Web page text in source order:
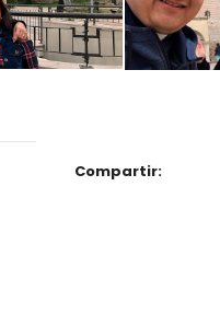
Compartir: